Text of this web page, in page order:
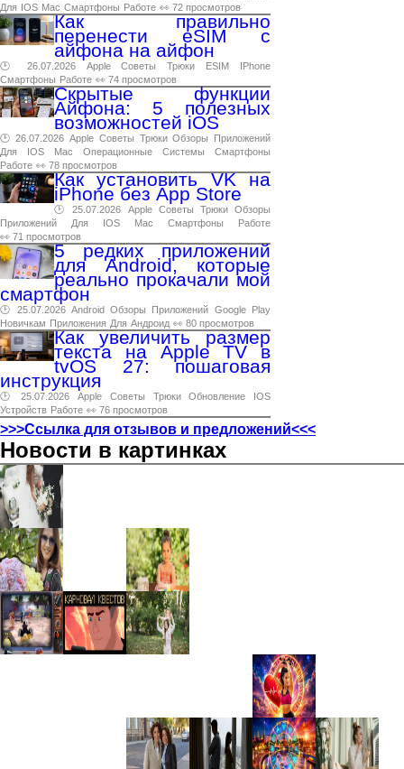
Для IOS Mac Смартфоны Работе 👀 72 просмотров
Как правильно
перенести eSIM с
айфона на айфон
🕑 26.07.2026 Apple Советы Трюки ESIM
IPhone
Смартфоны Работе 👀 74 просмотров
Скрытые функции
Айфона: 5 полезных
возможностей iOS
🕑 26.07.2026 Apple Советы Трюки Обзоры
Приложений
Для
IOS Mac Операционные Системы
Смартфоны
Работе 👀 78 просмотров
Как установить VK на
iPhone без App Store
🕑 25.07.2026 Apple Советы Трюки Обзоры
Приложений
Для IOS Mac Смартфоны
Работе
👀 71 просмотров
5 редких приложений
для Android, которые
реально прокачали мой
смартфон
🕑 25.07.2026 Android Обзоры Приложений Google
Play
Новичкам Приложения Для Андроид 👀 80 просмотров
Как увеличить размер
текста на Apple TV в
tvOS 27: пошаговая
инструкция
🕑 25.07.2026 Apple Советы Трюки Обновление
IOS
Устройств Работе 👀 76 просмотров
>>>Ссылка для отзывов и предложений<<<
Новости в картинках